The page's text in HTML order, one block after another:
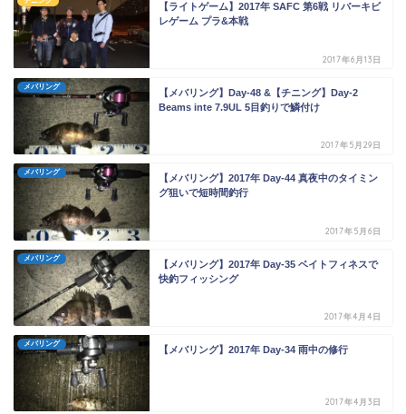
【ライトゲーム】2017年 SAFC 第6戦 リバーキビ
レゲーム プラ&本戦
2017年6月13日
メバリング
【メバリング】Day-48 &【チニング】Day-2
Beams inte 7.9UL 5目釣りで鱗付け
2017年5月29日
メバリング
【メバリング】2017年 Day-44 真夜中のタイミン
グ狙いで短時間釣行
2017年5月6日
メバリング
【メバリング】2017年 Day-35 ベイトフィネスで
快釣フィッシング
2017年4月4日
メバリング
【メバリング】2017年 Day-34 雨中の修行
2017年4月3日